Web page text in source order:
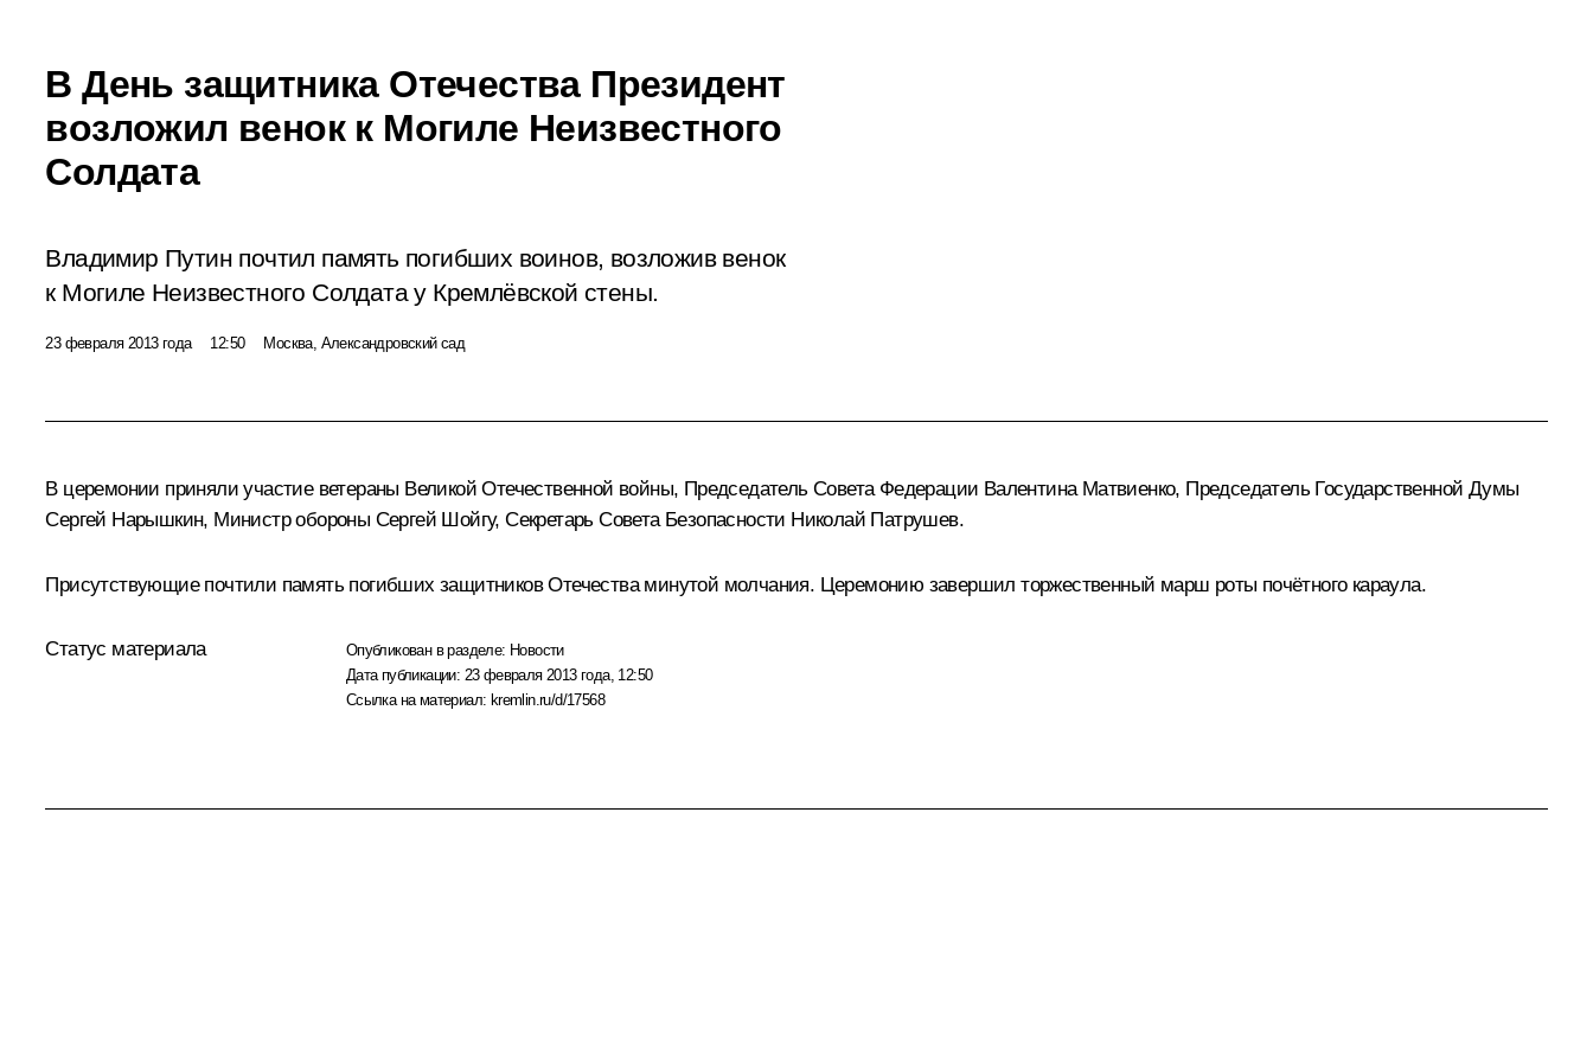
В День защитника Отечества Президент
возложил венок к Могиле Неизвестного
Солдата
Владимир Путин почтил память погибших воинов, возложив венок
к Могиле Неизвестного Солдата у Кремлёвской стены.
23 февраля 2013 года 12:50 Москва, Александровский сад
В церемонии приняли участие ветераны Великой Отечественной войны, Председатель Совета Федерации Валентина Матвиенко, Председатель Государственной Думы
Сергей Нарышкин, Министр обороны Сергей Шойгу, Секретарь Совета Безопасности Николай Патрушев.
Присутствующие почтили память погибших защитников Отечества минутой молчания. Церемонию завершил торжественный марш роты почётного караула.
Статус материала Опубликован в разделе: Новости
Дата публикации: 23 февраля 2013 года, 12:50
Ссылка на материал: kremlin.ru/d/17568